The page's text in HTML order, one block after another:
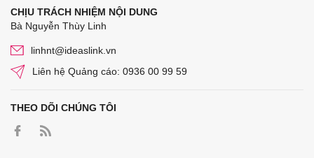
CHỊU TRÁCH NHIỆM NỘI DUNG
Bà Nguyễn Thùy Linh
linhnt@ideaslink.vn
Liên hệ Quảng cáo: 0936 00 99 59
THEO DÕI CHÚNG TÔI